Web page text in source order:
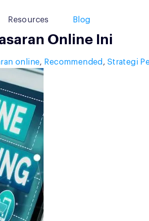
Resources Blog
Online Ini
online, Recommended , Strategi